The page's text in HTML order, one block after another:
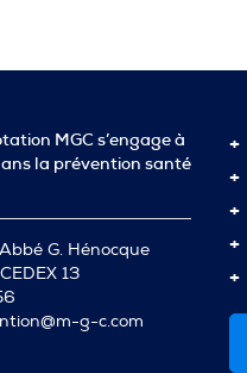
MGC s’engage à
la prévention santé
G. Hénocque
13
g-c.com